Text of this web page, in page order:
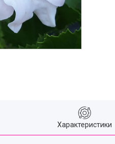
Характеристики